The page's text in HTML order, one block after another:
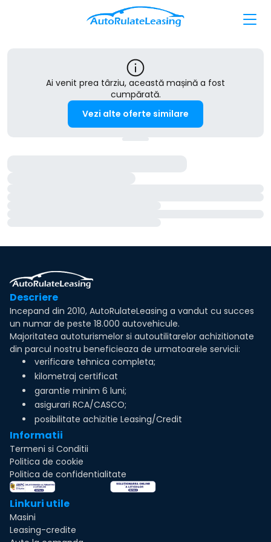
Ai venit prea târziu, această mașină a fost
cumpărată.
Vezi alte oferte similare
Descriere
Incepand din 2010, AutoRulateLeasing a vandut cu succes
un numar de peste 18.000 autovehicule.
Majoritatea autoturismelor si autoutilitarelor achizitionate
din parcul nostru beneficieaza de urmatoarele servicii:
verificare tehnica completa;
kilometraj certificat
garantie minim 6 luni;
asigurari RCA/CASCO;
posibilitate achizitie Leasing/Credit
Informatii
Termeni si Conditii
Politica de cookie
Politica de confidentialitate
Linkuri utile
Masini
Leasing-credite